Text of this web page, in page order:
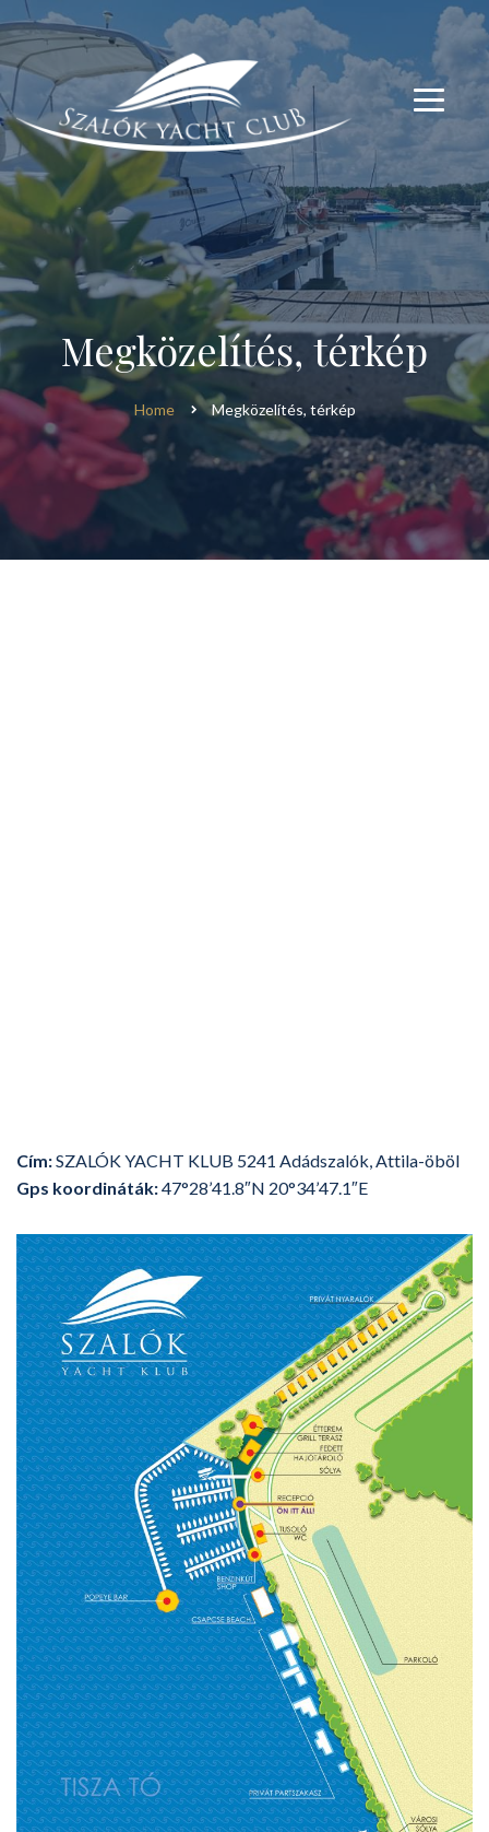
Megközelítés, térkép
Home Megközelítés, térkép
Cím:SZALÓK YACHT KLUB 5241 Adádszalók, Attila-öböl
Gps koordináták:47°28’41.8″N 20°34’47.1″E